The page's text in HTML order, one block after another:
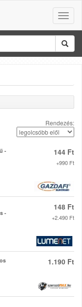
Toggle
Rendezés:
-
144 Ft
+990 Ft
-
148 Ft
+2.490 Ft
1.190 Ft